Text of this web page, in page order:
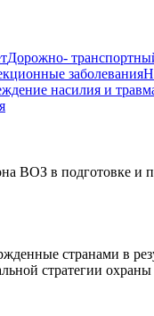
Дорожно-
заболевания
насилия и
ВОЗ в подготовке и
странами в
стратегии